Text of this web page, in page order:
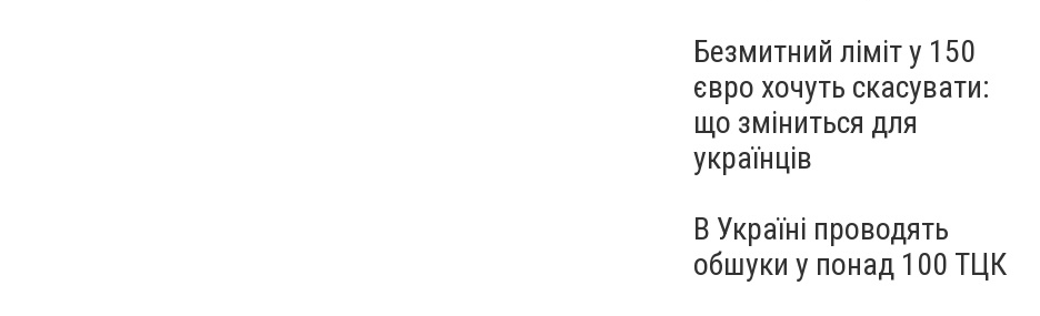
Безмитний ліміт у 150
євро хочуть скасувати:
що зміниться для
українців
В Україні проводять
обшуки у понад 100 ТЦК